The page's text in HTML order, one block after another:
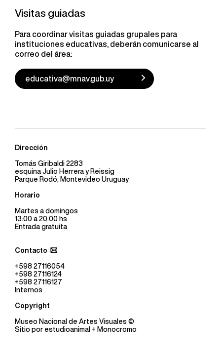
Visitas guiadas
Para coordinar visitas guiadas grupales para
instituciones educativas, deberán comunicarse al
correo del área:
educativa@mnav.gub.uy
Dirección
Tomás Giribaldi 2283
esquina Julio Herrera y Reissig
Parque Rodó, Montevideo Uruguay
Horario
Martes a domingos
13:00 a 20:00 hs
Entrada gratuita
Contacto
+598 27116054
+598 27116124
+598 27116127
Internos
Copyright
Museo Nacional de Artes Visuales ©
Sitio por estudioanimal + Monocromo